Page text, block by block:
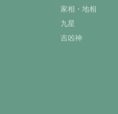
家相・地相
九星
吉凶神